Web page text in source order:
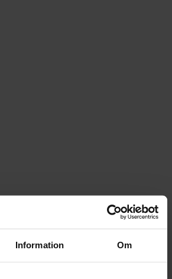
Information Om